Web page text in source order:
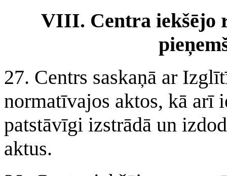
VIII. Centra iekšējo
27. Centrs saskaņā ar
normatīvajos aktos, kā arī
patstāvīgi izstrādā un
aktus.